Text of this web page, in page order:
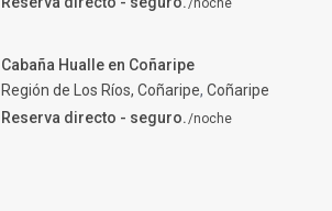
Cabaña Hualle en Coñaripe
Región de Los Ríos, Coñaripe, Coñaripe
Reserva directo - seguro./noche